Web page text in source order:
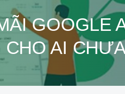
GOOGLE
CHO AI